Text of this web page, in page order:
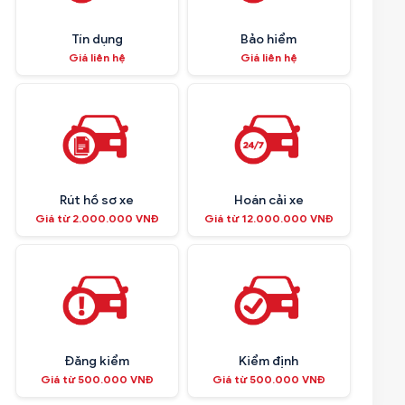
Tín dụng
Giá liên hệ
Bảo hiểm
Giá liên hệ
Rút hồ sơ xe
Giá từ 2.000.000 VNĐ
Hoán cải xe
Giá từ 12.000.000 VNĐ
Đăng kiểm
Giá từ 500.000 VNĐ
Kiểm định
Giá từ 500.000 VNĐ